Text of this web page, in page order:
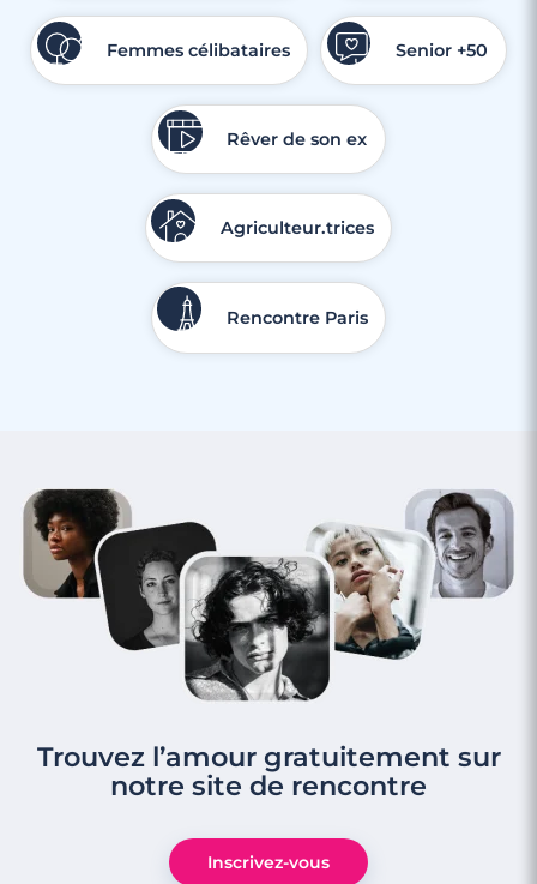
Femmes célibataires Senior +50
Rêver de son ex
Agriculteur.trices
Rencontre Paris
Trouvez l’amour gratuitement sur
notre site de rencontre
Inscrivez-vous